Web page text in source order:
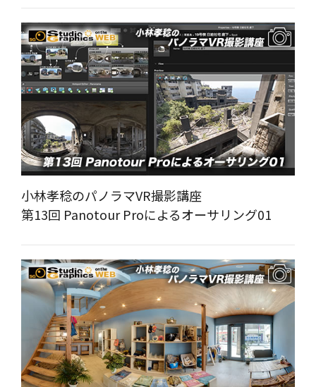
小林孝稔のパノラマVR撮影講座
第13回 Panotour Proによるオーサリング01